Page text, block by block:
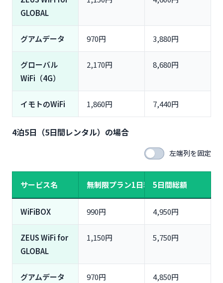
GLOBAL
グアムデータ 970円 3,880円
グローバル
WiFi（4G）
2,170円 8,680円
イモトのWiFi 1,860円 7,440円
4泊5日（5日間レンタル）の場合
左端列を固定
サービス名 無制限プラン1日料金5日間総額
WiFiBOX 990円 4,950円
ZEUS WiFi for
GLOBAL
1,150円 5,750円
グアムデータ 970円 4,850円